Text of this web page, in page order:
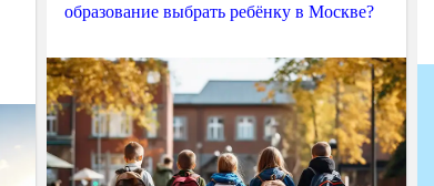
образование выбрать ребёнку в Москве?